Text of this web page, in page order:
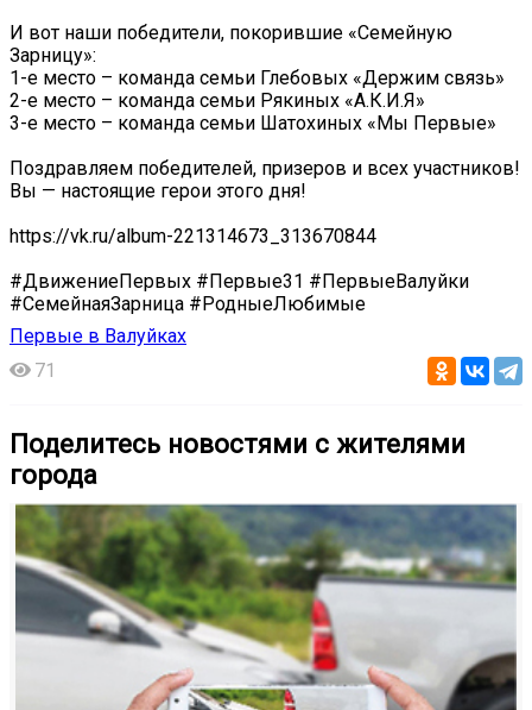
И вот наши победители, покорившие «Семейную
Зарницу»:
1-е место – команда семьи Глебовых «Держим связь»
2-е место – команда семьи Рякиных «А.К.И.Я»
3-е место – команда семьи Шатохиных «Мы Первые»
Поздравляем победителей, призеров и всех участников!
Вы — настоящие герои этого дня!
https://vk.ru/album-221314673_313670844
#ДвижениеПервых #Первые31 #ПервыеВалуйки
#СемейнаяЗарница #РодныеЛюбимые
Первые в Валуйках
71
Поделитесь новостями с жителями
города